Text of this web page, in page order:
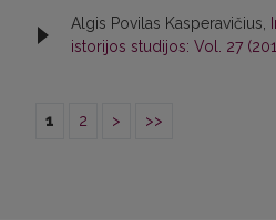
Algis Povilas Kasperavičius,
istorijos studijos: Vol. 27
1 2 > >>